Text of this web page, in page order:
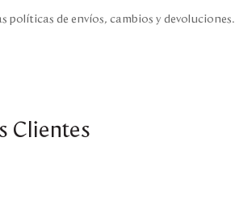
políticas de envíos, cambios y devoluciones.
Clientes